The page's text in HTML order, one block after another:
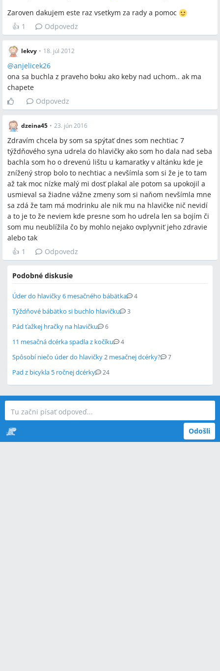
Zaroven dakujem este raz vsetkym za rady a pomoc
👍 1 Odpovedz
lekvy • 18. júl 2012
@anjelicek26
ona sa buchla z praveho boku ako keby nad uchom.. ak ma
chapete
Odpovedz
dzeina45 • 23. jún 2016
Zdravím chcela by som sa spýtať dnes som nechtiac 7
týždňového syna udrela do hlavičky ako som ho dala nad seba
bachla som ho o drevenú lištu u kamaratky v altánku kde je
znížený strop bolo to nechtiac a nevšímla som si že je to tam
až tak moc nízke malý mi dosť plakal ale potom sa upokojil a
usmieval sa žiadne vážne zmeny som si naňom nevšímla mne
sa zdá že tam má modrinku ale nik mu na hlavičke nič nevidí
a to je to že neviem kde presne som ho udrela len sa bojím či
som mu neublížila čo by mohlo nejako ovplyvniť jeho zdravie
alebo tak
👍 1 Odpovedz
Podobné diskusie
Úder do hlavičky 6 mesačného bábätka 4
Týždňové bábätko si buchlo hlavičku 3
Pád ťažkej hračky na hlavičku 6
11 mesačná dcérka spadla z kočíku 4
Spôsobí niečo úder do hlavičky 2 mesačnej dcérky? 7
Pad z bicykla 5 ročnej dcérky 24
Odošli